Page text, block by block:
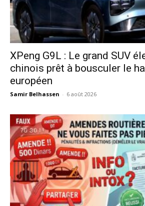
XPeng G9L : Le grand SUV
chinois prêt à bousculer le
européen
Samir Belhassen - 6 août 2026